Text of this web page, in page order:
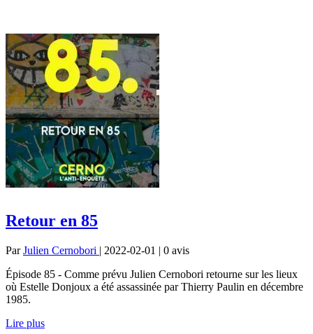
Retour en 85
ParJulien Cernobori | 2022-02-01 | 0 avis
Épisode 85 - Comme prévu Julien Cernobori retourne sur les lieux
où Estelle Donjoux a été assassinée par Thierry Paulin en décembre
1985.
Lire plus